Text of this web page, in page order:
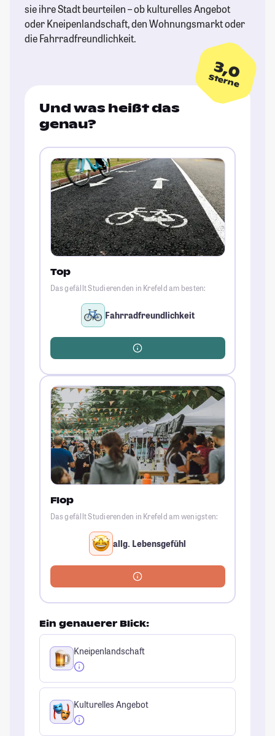
sie ihre Stadt beurteilen – ob kulturelles Angebot
oder Kneipenlandschaft, den Wohnungsmarkt oder
die Fahrradfreundlichkeit.
3,0
Sterne
Und was heißt das
genau?
Top
Das gefällt Studierenden in Krefeld am besten:
Fahrradfreundlichkeit
Flop
Das gefällt Studierenden in Krefeld am wenigsten:
allg. Lebensgefühl
Ein genauerer Blick:
Kneipenlandschaft
Kulturelles Angebot